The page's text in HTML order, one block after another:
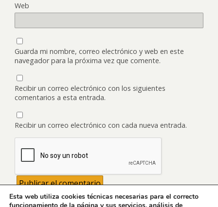
Web
Guarda mi nombre, correo electrónico y web en este
navegador para la próxima vez que comente.
Recibir un correo electrónico con los siguientes
comentarios a esta entrada.
Recibir un correo electrónico con cada nueva entrada.
Esta web utiliza cookies técnicas necesarias para el correcto